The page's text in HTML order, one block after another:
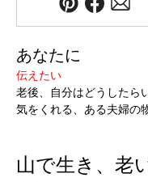
あなたに
伝えたい
老後、自分はどうしたら
気をくれる、ある夫婦の
山で生き、老